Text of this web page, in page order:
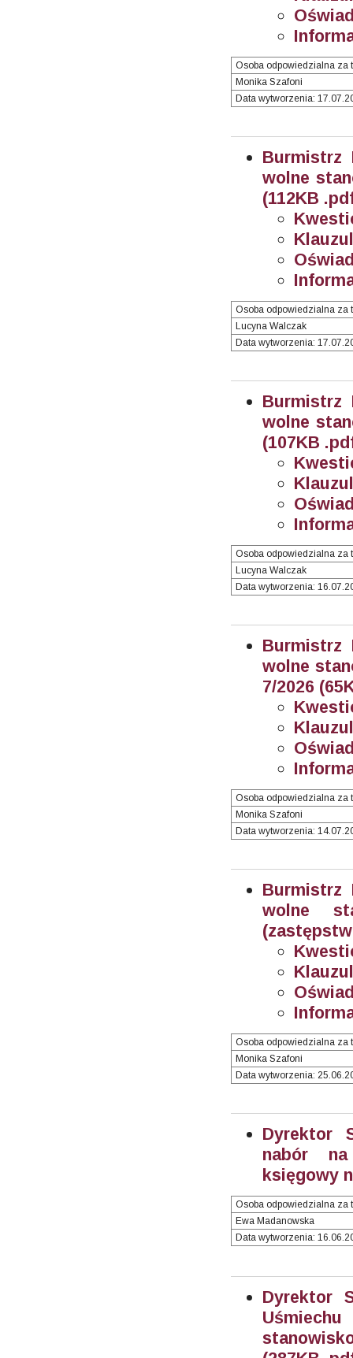
Osoba odpowiedzialna za
Monika Szafoni
Data wytworzenia:
Burmistrz
wolne
(112KB
Osoba odpowiedzialna za
Lucyna Walczak
Data wytworzenia:
Burmistrz
wolne
(107KB
Osoba odpowiedzialna za
Lucyna Walczak
Data wytworzenia:
Burmistrz
wolne
7/2026
Osoba odpowiedzialna za
Monika Szafoni
Data wytworzenia:
Burmistrz
wolne
Osoba odpowiedzialna za
Monika Szafoni
Data wytworzenia:
Dyrektor
nabór na
księgowy
Osoba odpowiedzialna za
Ewa Madanowska
Data wytworzenia:
Dyrektor